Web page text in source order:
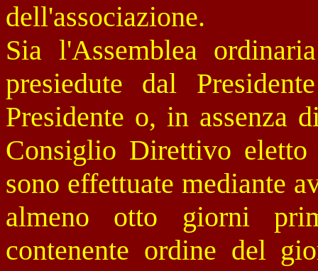
dell'associazione.
Sia l'Assemblea
presiedute dal
Presidente o, in assenza
Consiglio Direttivo
sono effettuate mediante
almeno otto giorni
contenente ordine del